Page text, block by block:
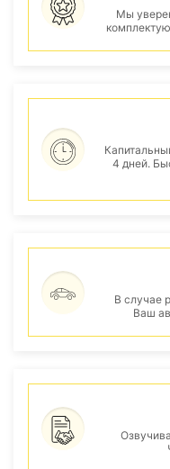
Мы
4 дней.
В случае
Ваш